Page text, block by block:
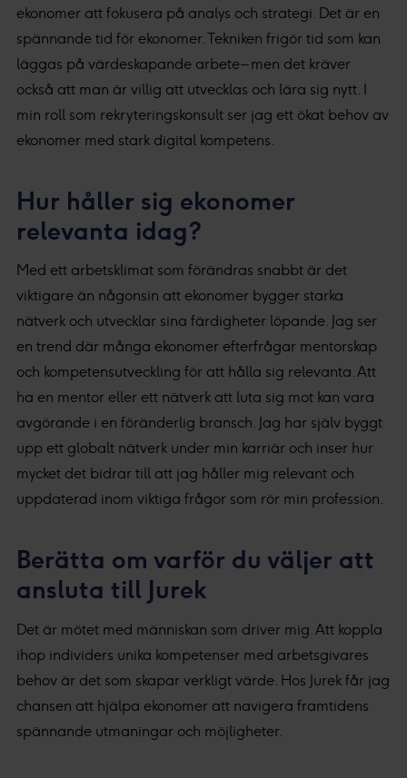
ekonomer att fokusera på analys och strategi. Det är en
spännande tid för ekonomer. Tekniken frigör tid som kan
läggas på värdeskapande arbete – men det kräver
också att man är villig att utvecklas och lära sig nytt. I
min roll som rekryteringskonsult ser jag ett ökat behov av
ekonomer med stark digital kompetens.
Hur håller sig ekonomer
relevanta idag?
Med ett arbetsklimat som förändras snabbt är det
viktigare än någonsin att ekonomer bygger starka
nätverk och utvecklar sina färdigheter löpande. Jag ser
en trend där många ekonomer efterfrågar mentorskap
och kompetensutveckling för att hålla sig relevanta. Att
ha en mentor eller ett nätverk att luta sig mot kan vara
avgörande i en föränderlig bransch. Jag har själv byggt
upp ett globalt nätverk under min karriär och inser hur
mycket det bidrar till att jag håller mig relevant och
uppdaterad inom viktiga frågor som rör min profession.
Berätta om varför du väljer att
ansluta till Jurek
Det är mötet med människan som driver mig. Att koppla
ihop individers unika kompetenser med arbetsgivares
behov är det som skapar verkligt värde. Hos Jurek får jag
chansen att hjälpa ekonomer att navigera framtidens
spännande utmaningar och möjligheter.